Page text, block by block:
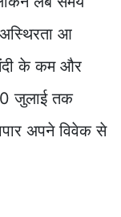
अस्थिरता आ
के कम और
जुलाई तक
अपने विवेक से